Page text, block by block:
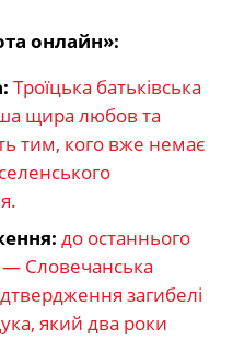
онлайн»:
Троїцька батьківська
щира любов та
тим, кого вже немає
до останнього
— Словечанська
загибелі
який два роки